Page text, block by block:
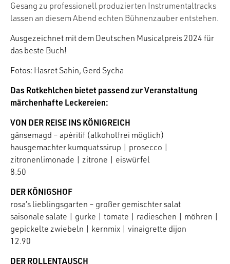
Gesang zu professionell produzierten Instrumentaltracks
lassen an diesem Abend echten Bühnenzauber entstehen.
Ausgezeichnet mit dem Deutschen Musicalpreis 2024 für
das beste Buch!
Fotos: Hasret Sahin, Gerd Sycha
Das Rotkehlchen bietet passend zur Veranstaltung
märchenhafte Leckereien:
VON DER REISE INS KÖNIGREICH
gänsemagd – apéritif (alkoholfrei möglich)
hausgemachter kumquatssirup | prosecco |
zitronenlimonade | zitrone | eiswürfel
8.50
DER KÖNIGSHOF
rosa‘s lieblingsgarten – großer gemischter salat
saisonale salate | gurke | tomate | radieschen | möhren |
gepickelte zwiebeln | kernmix | vinaigrette dijon
12.90
DER ROLLENTAUSCH